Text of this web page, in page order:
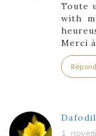
Toute
with
Merci
Dafodil
1